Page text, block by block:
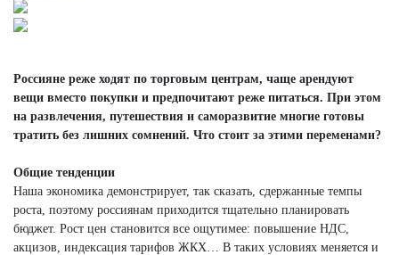
Россияне реже ходят по торговым центрам, чаще арендуют
вещи вместо покупки и предпочитают реже питаться. При этом
на развлечения, путешествия и саморазвитие многие готовы
тратить без лишних сомнений. Что стоит за этими переменами?
Общие тенденции
Наша экономика демонстрирует, так сказать, сдержанные темпы
роста, поэтому россиянам приходится тщательно планировать
бюджет. Рост цен становится все ощутимее: повышение НДС,
акцизов, индексация тарифов ЖКХ… В таких условиях меняется и